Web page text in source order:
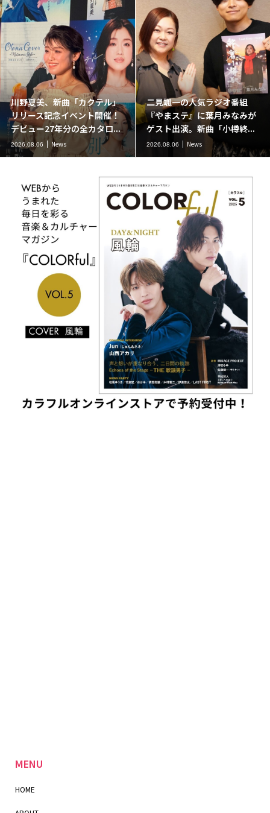
川野夏美、新曲「カクテル」
リリース記念イベント開催！
デビュー27年分の全カタロ...
2026.08.06 News
二見颯一の人気ラジオ番組
『やまステ』に葉月みなみが
ゲスト出演。新曲「小樽終...
2026.08.06 News
MENU
HOME